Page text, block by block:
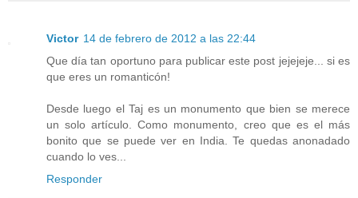
Victor 14 de febrero de 2012 a las 22:44
Que día tan oportuno para publicar este post jejejeje... si es
que eres un romanticón!
Desde luego el Taj es un monumento que bien se merece
un solo artículo. Como monumento, creo que es el más
bonito que se puede ver en India. Te quedas anonadado
cuando lo ves...
Responder